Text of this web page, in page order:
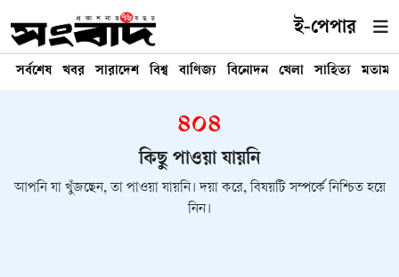
ই-পেপার
সর্বশেষ খবর সারাদেশ বিশ্ব বাণিজ্য বিনোদন খেলা সাহিত্য মতামত
৪০৪
কিছু পাওয়া যায়নি
আপনি যা খুঁজছেন, তা পাওয়া যায়নি। দয়া করে, বিষয়টি সম্পর্কে নিশ্চিত হয়ে
নিন।